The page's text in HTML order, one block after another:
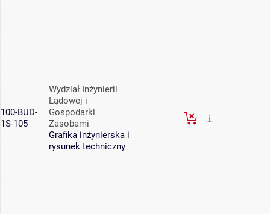
100-BUD-
1S-105
Wydział Inżynierii
Lądowej i
Gospodarki
Zasobami
Grafika inżynierska i
rysunek techniczny